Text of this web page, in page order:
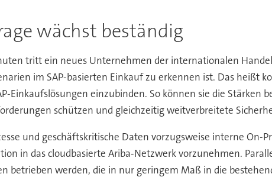
wächst beständig
tritt ein neues Unternehmen der internationalen
im SAP-basierten Einkauf zu erkennen ist. Das heißt
Einkaufslösungen einzubinden. So können sie die Stärken
schützen und gleichzeitig weitverbreitete
und geschäftskritische Daten vorzugsweise interne On-
in das cloudbasierte Ariba-Netzwerk vorzunehmen.
betrieben werden, die in nur geringem Maß in die